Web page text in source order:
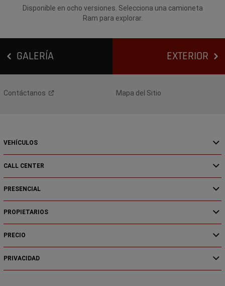
Disponible en ocho versiones. Selecciona una camioneta
Ram para explorar.
GALERÍA EXTERIOR
Contáctanos Mapa del Sitio
VEHÍCULOS
CALL CENTER
PRESENCIAL
PROPIETARIOS
PRECIO
PRIVACIDAD